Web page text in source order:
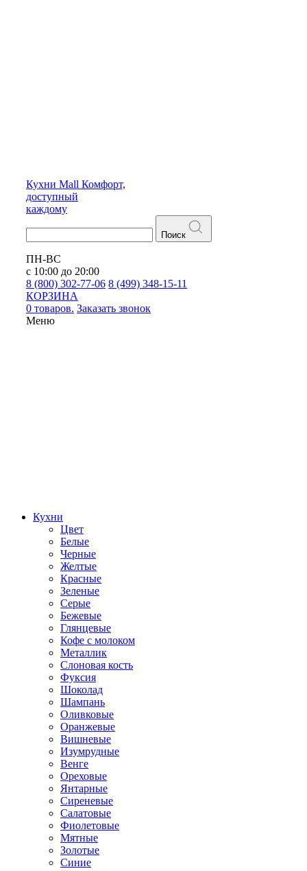
Кухни Mall Комфорт,
доступный
каждому
Поиск
ПН-ВС
с 10:00 до 20:00
8 (800) 302-77-06 8 (499) 348-15-11
КОРЗИНА
0 товаров. Заказать звонок
Меню
Кухни
Цвет
Белые
Черные
Желтые
Красные
Зеленые
Серые
Бежевые
Глянцевые
Кофе с молоком
Металлик
Слоновая кость
Фуксия
Шоколад
Шампань
Оливковые
Оранжевые
Вишневые
Изумрудные
Венге
Ореховые
Янтарные
Сиреневые
Салатовые
Фиолетовые
Мятные
Золотые
Синие